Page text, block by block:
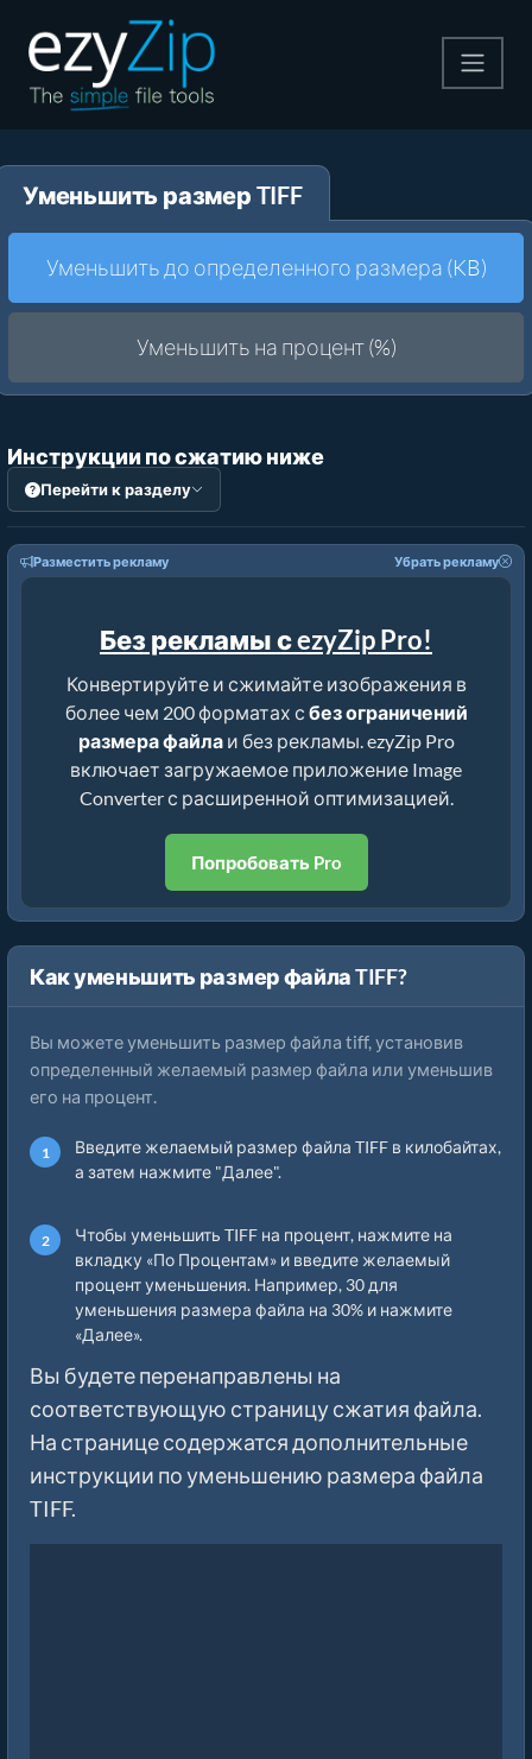
Pаспаковывайте
Конвертировать
Другие инструменты
Уменьшить размер TIFF
Уменьшить до определенного размера (KB)
Уменьшить на процент (%)
Инструкции по сжатию ниже
Перейти к разделу
Разместить рекламу Убрать рекламу
Без рекламы с ezyZip Pro!
Конвертируйте и сжимайте изображения в
более чем 200 форматах с без ограничений
размера файлаи без рекламы. ezyZip Pro
включает загружаемое приложение Image
Converter с расширенной оптимизацией.
Попробовать Pro
Как уменьшить размер файла TIFF?
Вы можете уменьшить размер файла tiff, установив
определенный желаемый размер файла или уменьшив
его на процент.
Введите желаемый размер файла TIFF в килобайтах,
а затем нажмите "Далее".
Чтобы уменьшить TIFF на процент, нажмите на
вкладку «По Процентам» и введите желаемый
процент уменьшения. Например, 30 для
уменьшения размера файла на 30% и нажмите
«Далее».
Вы будете перенаправлены на
соответствующую страницу сжатия файла.
На странице содержатся дополнительные
инструкции по уменьшению размера файла
TIFF.